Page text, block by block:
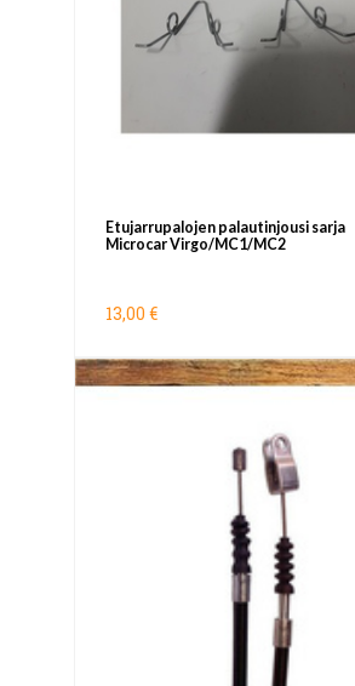
Etujarrupalojen palautinjousi sarja
Microcar Virgo/MC1/MC2
13,00 €